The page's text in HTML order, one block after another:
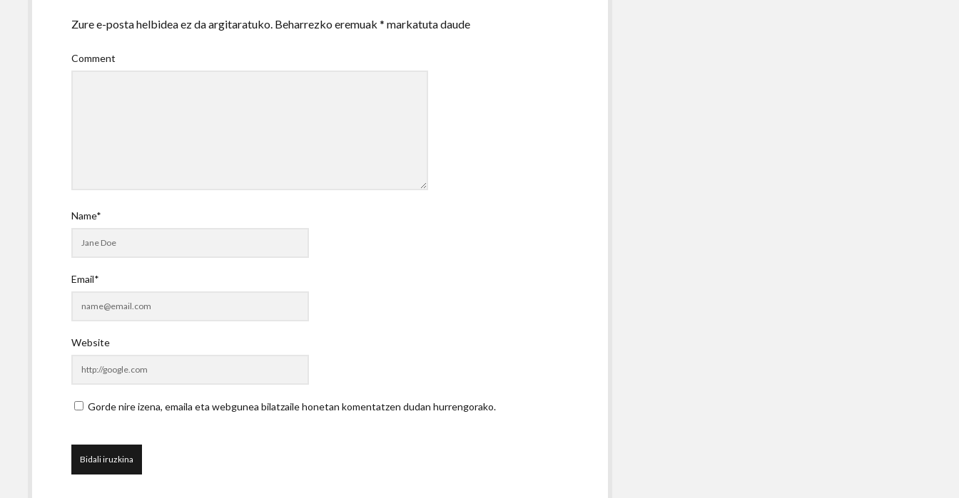
Zure e-posta helbidea ez da argitaratuko. Beharrezko eremuak* markatuta daude
Comment
Name*
Email*
Website
Gorde nire izena, emaila eta webgunea bilatzaile honetan komentatzen dudan hurrengorako.